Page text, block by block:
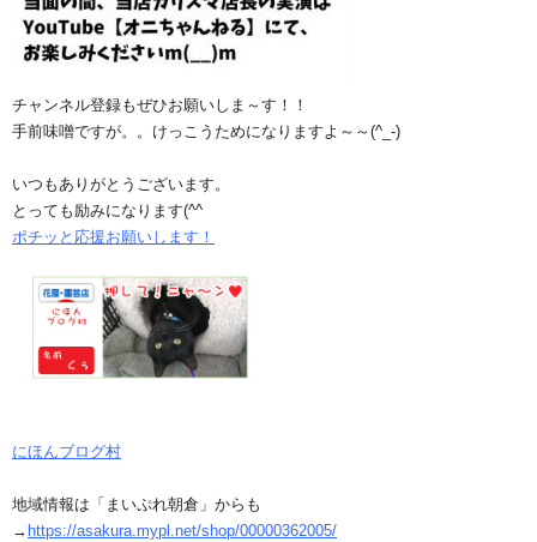
チャンネル登録もぜひお願いしま～す！！
手前味噌ですが。。けっこうためになりますよ～～(^_-)
いつもありがとうございます。
とっても励みになります(^^ゞ
ポチッと応援お願いします！
にほんブログ村
地域情報は「まいぷれ朝倉」からも
→ https://asakura.mypl.net/shop/00000362005/